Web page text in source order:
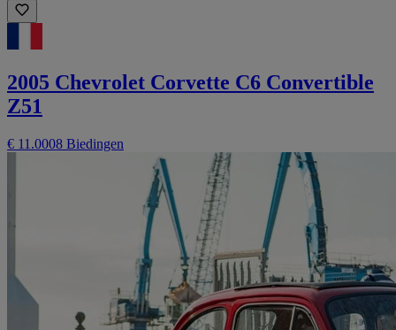
2005 Chevrolet Corvette C6 Convertible
Z51
€ 11.0008 Biedingen